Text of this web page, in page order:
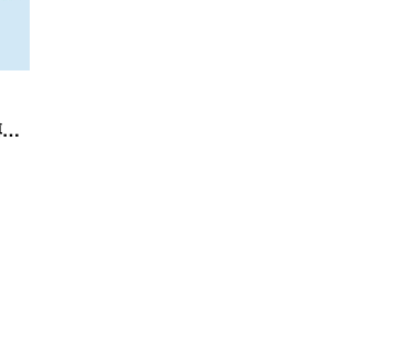
第十八届“中国光谷”国际光电子博览会暨论坛